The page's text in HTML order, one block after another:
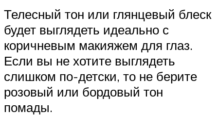
Телесный тон или глянцевый блеск
будет выглядеть идеально с
коричневым макияжем для глаз.
Если вы не хотите выглядеть
слишком по-детски, то не берите
розовый или бордовый тон
помады.